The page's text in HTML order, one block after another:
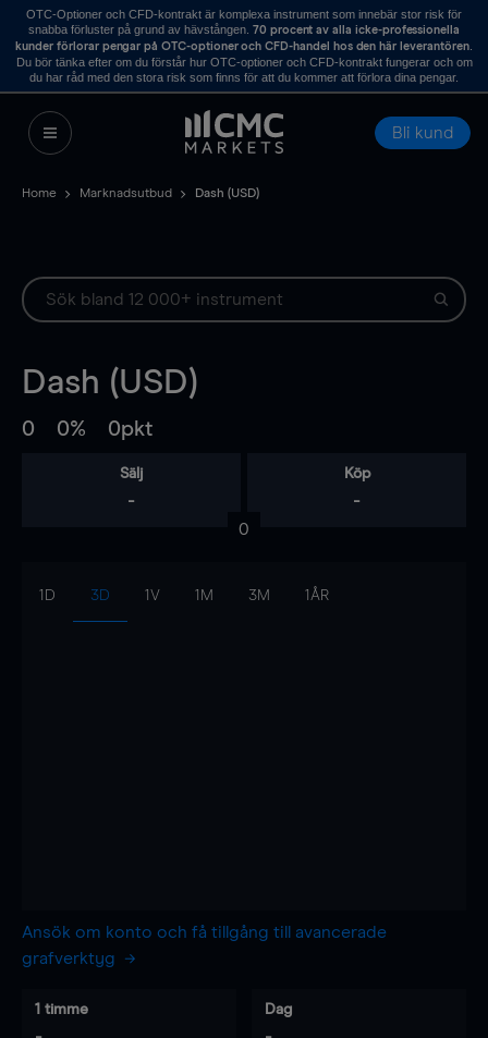
OTC-Optioner och CFD-kontrakt är komplexa instrument som innebär stor risk för
snabba förluster på grund av hävstången. 70 procent av alla icke-professionella
kunder förlorar pengar på OTC-optioner och CFD-handel hos den här leverantören.
Du bör tänka efter om du förstår hur OTC-optioner och CFD-kontrakt fungerar och om
du har råd med den stora risk som finns för att du kommer att förlora dina pengar.
Bli kund
Home Marknadsutbud Dash (USD)
Dash (USD)
0 0% 0pkt
Sälj
-
Köp
-
0
1D 3D 1V 1M 3M 1ÅR
Ansök om konto och få tillgång till avancerade
grafverktyg
1 timme Dag